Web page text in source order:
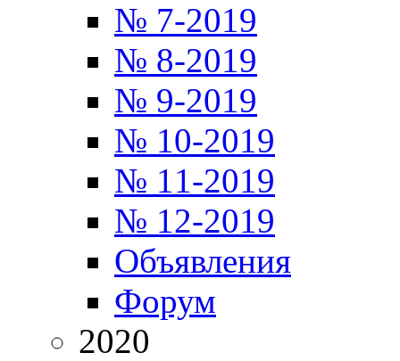
№ 7-2019
№ 8-2019
№ 9-2019
№ 10-2019
№ 11-2019
№ 12-2019
Объявления
Форум
2020